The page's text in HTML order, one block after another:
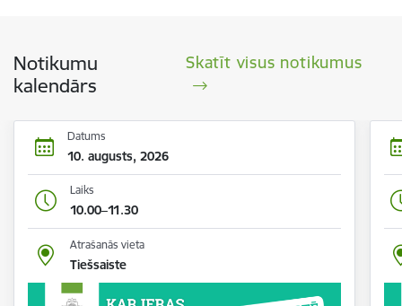
Notikumu
kalendārs
Skatīt visus notikumus
Datums
10. augusts, 2026
Laiks
10.00–11.30
Atrašanās vieta
Tiešsaiste